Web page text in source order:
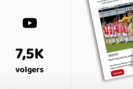
7,5K
volgers